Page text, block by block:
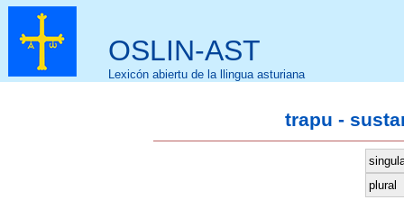
OSLIN-AST
Lexicón abiertu de la llingua asturiana
trapu -
plural